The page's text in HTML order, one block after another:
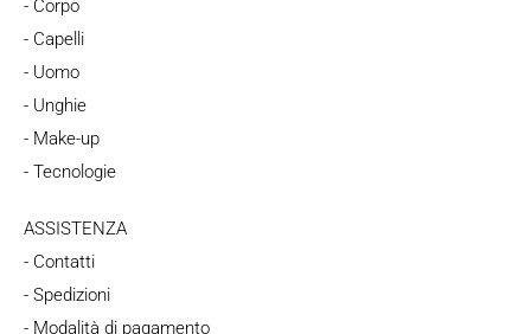
- Corpo
- Capelli
- Uomo
- Unghie
- Make-up
- Tecnologie
ASSISTENZA
- Contatti
- Spedizioni
- Modalità di pagamento